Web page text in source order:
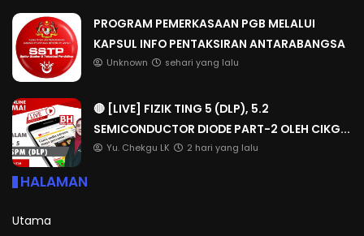
PROGRAM PEMERKASAAN PGB MELALUI
KAPSUL INFO PENTAKSIRAN ANTARABANGSA
Unknown sehari yang lalu
🔴 [LIVE] FIZIK TING 5 (DLP), 5.2
SEMICONDUCTOR DIODE PART-2 OLEH CIKG...
Yu. Chekgu LK 2 hari yang lalu
HALAMAN
Utama